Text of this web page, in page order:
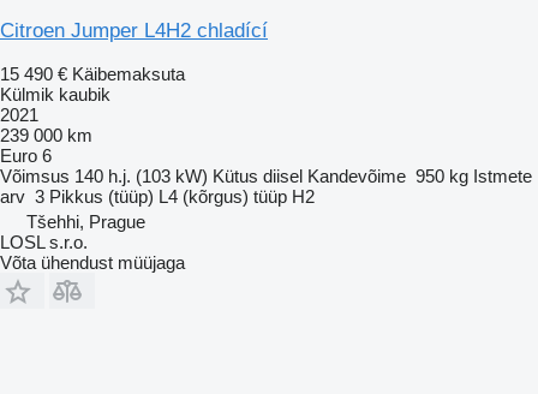
Citroen Jumper L4H2 chladící
15 490 € Käibemaksuta
Külmik kaubik
2021
239 000 km
Euro 6
Võimsus 140 h.j. (103 kW) Kütus diisel Kandevõime 950 kg Istmete
arv 3 Pikkus (tüüp) L4 (kõrgus) tüüp H2
Tšehhi, Prague
LOSL s.r.o.
Võta ühendust müüjaga